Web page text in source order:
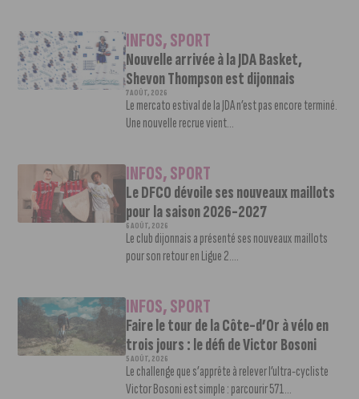
INFOS,SPORT
Nouvelle arrivée à la JDA Basket,
Shevon Thompson est dijonnais
7 AOÛT, 2026
Le mercato estival de la JDA n’est pas encore terminé.
Une nouvelle recrue vient...
INFOS,SPORT
Le DFCO dévoile ses nouveaux maillots
pour la saison 2026-2027
6 AOÛT, 2026
Le club dijonnais a présenté ses nouveaux maillots
pour son retour en Ligue 2....
INFOS,SPORT
Faire le tour de la Côte-d’Or à vélo en
trois jours : le défi de Victor Bosoni
5 AOÛT, 2026
Le challenge que s’apprête à relever l’ultra-cycliste
Victor Bosoni est simple : parcourir 571...